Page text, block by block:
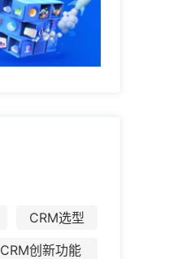
CRM选型
CRM创新功能